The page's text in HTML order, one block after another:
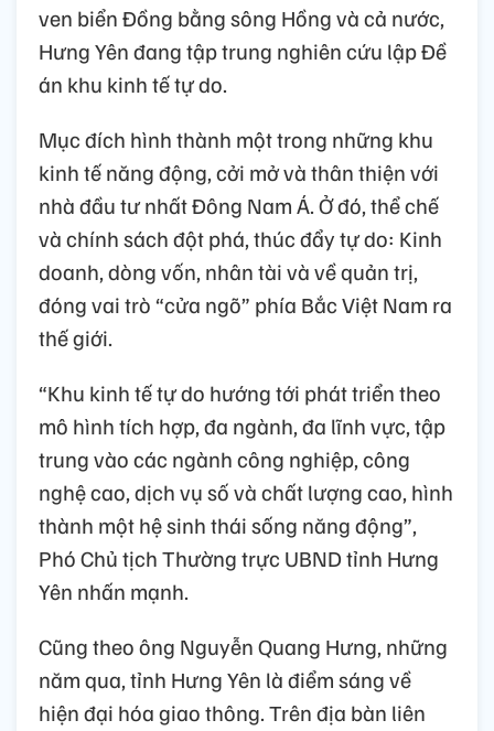
ven biển Đồng bằng sông Hồng và cả nước,
Hưng Yên đang tập trung nghiên cứu lập Đề
án khu kinh tế tự do.
Mục đích hình thành một trong những khu
kinh tế năng động, cởi mở và thân thiện với
nhà đầu tư nhất Đông Nam Á. Ở đó, thể chế
và chính sách đột phá, thúc đẩy tự do: Kinh
doanh, dòng vốn, nhân tài và về quản trị,
đóng vai trò “cửa ngõ” phía Bắc Việt Nam ra
thế giới.
“Khu kinh tế tự do hướng tới phát triển theo
mô hình tích hợp, đa ngành, đa lĩnh vực, tập
trung vào các ngành công nghiệp, công
nghệ cao, dịch vụ số và chất lượng cao, hình
thành một hệ sinh thái sống năng động”,
Phó Chủ tịch Thường trực UBND tỉnh Hưng
Yên nhấn mạnh.
Cũng theo ông Nguyễn Quang Hưng, những
năm qua, tỉnh Hưng Yên là điểm sáng về
hiện đại hóa giao thông. Trên địa bàn liên